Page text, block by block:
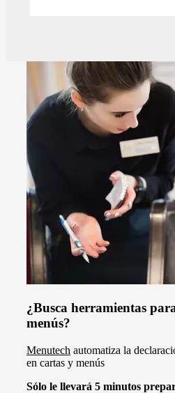
¿Busca herramientas
menús?
Menutech automatiza la
en cartas y menús
Sólo le llevará 5 minutos